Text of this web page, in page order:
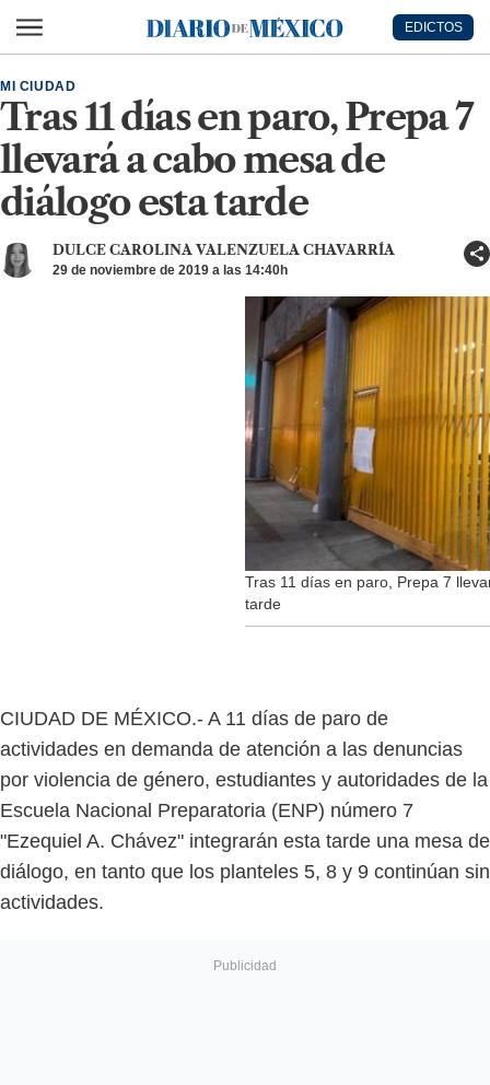
Diario de México
EDICTOS
Tras 11 días en paro, Prepa 7
llevará a cabo mesa de
diálogo esta tarde
MI CIUDAD
DULCE CAROLINA VALENZUELA CHAVARRÍA
29 de noviembre de 2019 a las 14:40h
Tras 11 días en paro, Prepa 7
tarde
CIUDAD DE MÉXICO.- A 11 días de paro de
actividades en demanda de atención a las denuncias
por violencia de género, estudiantes y autoridades de la
Escuela Nacional Preparatoria (ENP) número 7
"Ezequiel A. Chávez" integrarán esta tarde una mesa de
diálogo, en tanto que los planteles 5, 8 y 9 continúan sin
actividades.